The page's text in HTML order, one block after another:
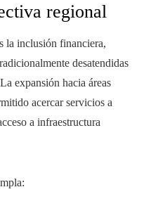
regional
la inclusión financiera,
desatendidas
expansión hacia áreas
acercar servicios a
a infraestructura